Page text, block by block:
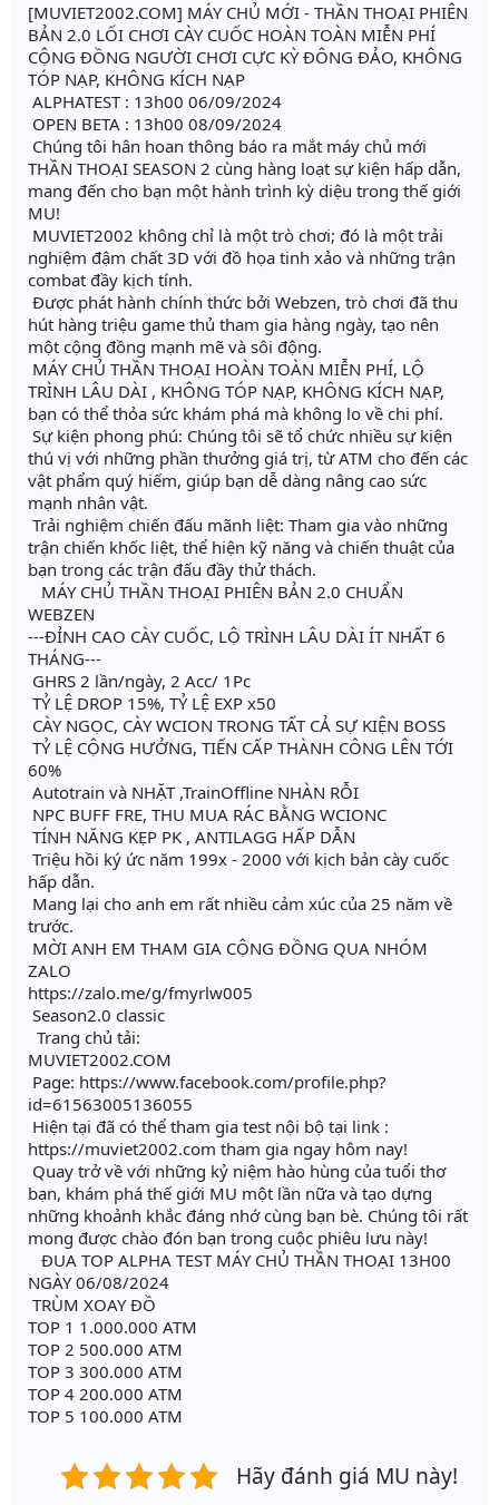
[MUVIET2002.COM] MÁY CHỦ MỚI - THẦN THOẠI PHIÊN
BẢN 2.0 LỐI CHƠI CÀY CUỐC HOÀN TOÀN MIỄN PHÍ
CỘNG ĐỒNG NGƯỜI CHƠI CỰC KỲ ĐÔNG ĐẢO, KHÔNG
TÓP NẠP, KHÔNG KÍCH NẠP
ALPHATEST : 13h00 06/09/2024
OPEN BETA : 13h00 08/09/2024
Chúng tôi hân hoan thông báo ra mắt máy chủ mới
THẦN THOẠI SEASON 2 cùng hàng loạt sự kiện hấp dẫn,
mang đến cho bạn một hành trình kỳ diệu trong thế giới
MU!
MUVIET2002 không chỉ là một trò chơi; đó là một trải
nghiệm đậm chất 3D với đồ họa tinh xảo và những trận
combat đầy kịch tính.
Được phát hành chính thức bởi Webzen, trò chơi đã thu
hút hàng triệu game thủ tham gia hàng ngày, tạo nên
một cộng đồng mạnh mẽ và sôi động.
MÁY CHỦ THẦN THOẠI HOÀN TOÀN MIỄN PHÍ, LỘ
TRÌNH LÂU DÀI , KHÔNG TÓP NẠP, KHÔNG KÍCH NẠP,
bạn có thể thỏa sức khám phá mà không lo về chi phí.
Sự kiện phong phú: Chúng tôi sẽ tổ chức nhiều sự kiện
thú vị với những phần thưởng giá trị, từ ATM cho đến các
vật phẩm quý hiếm, giúp bạn dễ dàng nâng cao sức
mạnh nhân vật.
Trải nghiệm chiến đấu mãnh liệt: Tham gia vào những
trận chiến khốc liệt, thể hiện kỹ năng và chiến thuật của
bạn trong các trận đấu đầy thử thách.
MÁY CHỦ THẦN THOẠI PHIÊN BẢN 2.0 CHUẨN
WEBZEN
---ĐỈNH CAO CÀY CUỐC, LỘ TRÌNH LÂU DÀI ÍT NHẤT 6
THÁNG---
GHRS 2 lần/ngày, 2 Acc/ 1Pc
TỶ LỆ DROP 15%, TỶ LỆ EXP x50
CÀY NGỌC, CÀY WCION TRONG TẤT CẢ SỰ KIỆN BOSS
TỶ LỆ CỘNG HƯỞNG, TIẾN CẤP THÀNH CÔNG LÊN TỚI
60%
Autotrain và NHẶT ,TrainOffline NHÀN RỖI
NPC BUFF FRE, THU MUA RÁC BẰNG WCIONC
TÍNH NĂNG KẸP PK , ANTILAGG HẤP DẪN
Triệu hồi ký ức năm 199x - 2000 với kịch bản cày cuốc
hấp dẫn.
Mang lại cho anh em rất nhiều cảm xúc của 25 năm về
trước.
MỜI ANH EM THAM GIA CỘNG ĐỒNG QUA NHÓM
ZALO
https://zalo.me/g/fmyrlw005
Season2.0 classic
Trang chủ tải:
MUVIET2002.COM
Page: https://www.facebook.com/profile.php?
id=61563005136055
Hiện tại đã có thể tham gia test nội bộ tại link :
https://muviet2002.com tham gia ngay hôm nay!
Quay trở về với những kỷ niệm hào hùng của tuổi thơ
bạn, khám phá thế giới MU một lần nữa và tạo dựng
những khoảnh khắc đáng nhớ cùng bạn bè. Chúng tôi rất
mong được chào đón bạn trong cuộc phiêu lưu này!
ĐUA TOP ALPHA TEST MÁY CHỦ THẦN THOẠI 13H00
NGÀY 06/08/2024
TRÙM XOAY ĐỒ
TOP 1 1.000.000 ATM
TOP 2 500.000 ATM
TOP 3 300.000 ATM
TOP 4 200.000 ATM
TOP 5 100.000 ATM
Hãy đánh giá MU này!